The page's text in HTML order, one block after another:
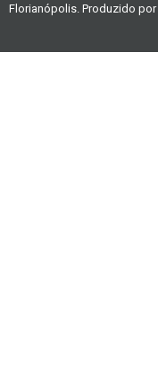
Florianópolis. Produzido por